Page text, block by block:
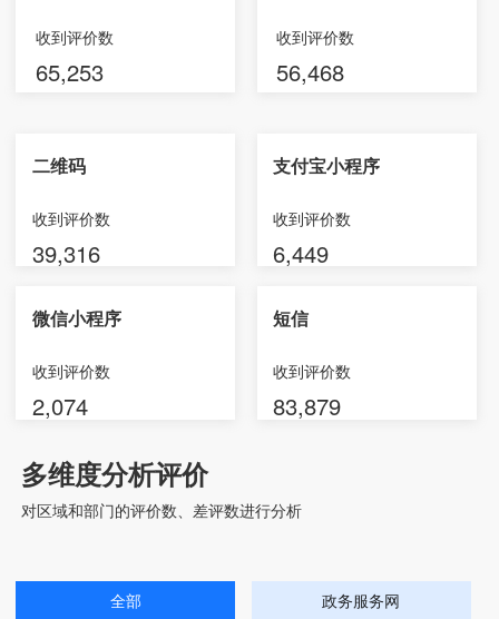
收到评价数
65,253
收到评价数
56,468
二维码
收到评价数
39,316
支付宝小程序
收到评价数
6,449
微信小程序
收到评价数
2,074
短信
收到评价数
83,879
多维度分析评价
对区域和部门的评价数、差评数进行分析
全部 政务服务网